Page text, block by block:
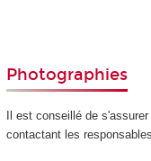
Photographies
Il est conseillé de
contactant les